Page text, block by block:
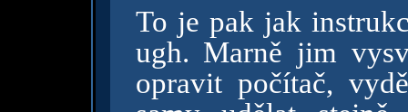
To je pak jak
ugh. Marně jim
opravit počítač,